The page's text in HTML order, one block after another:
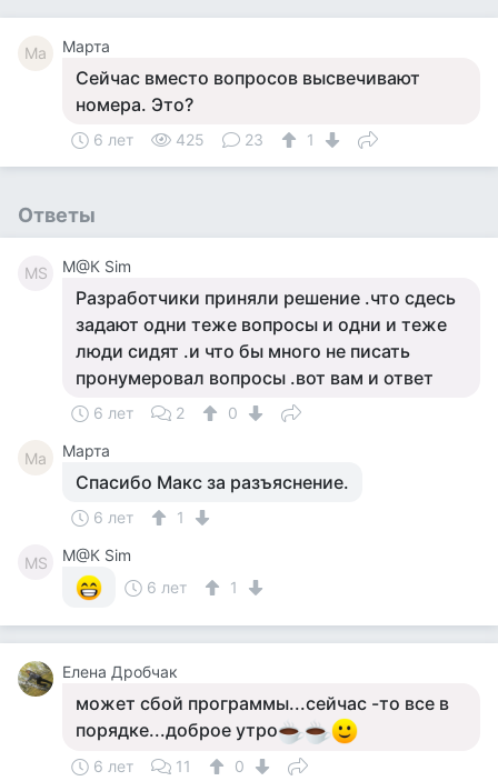
Ма Марта
Сейчас вместо вопросов высвечивают
номера. Это?
6 лет 425 23 1
Ответы
МS М@К Sim
Разработчики приняли решение .что сдесь
задают одни теже вопросы и одни и теже
люди сидят .и что бы много не писать
пронумеровал вопросы .вот вам и ответ
6 лет 2 0
Ма Марта
Спасибо Макс за разъяснение.
6 лет 1
МS
М@К Sim
6 лет
1
Елена Дробчак
может сбой программы...сейчас -то все в
порядке...доброе утро
6 лет 11
0